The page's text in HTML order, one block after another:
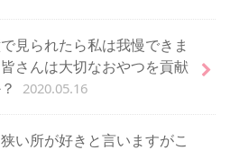
見られたら私は我慢できま
さんは大切なおやつを貢献
2020.05.16
い所が好きと言いますがこ